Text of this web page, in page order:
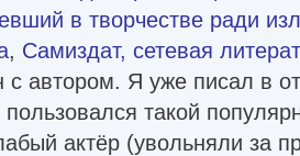
в творчестве ради
, Самиздат, сетевая
с автором. Я уже писал в
такой
актёр (увольняли за